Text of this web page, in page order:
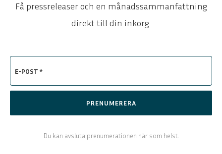
Få pressreleaser och en månadssammanfattning
direkt till din inkorg.
E-POST *
PRENUMERERA
Du kan avsluta prenumerationen när som helst.